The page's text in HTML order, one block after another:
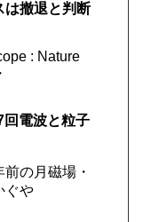
は撤退と判断
: Nature
回電波と粒子
の月磁場・
ぐや